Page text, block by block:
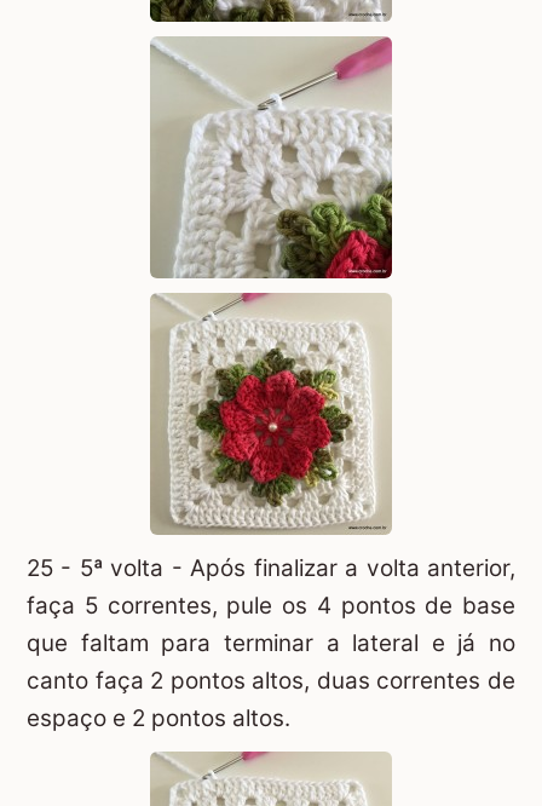
25 - 5ª volta - Após finalizar a volta anterior,
faça 5 correntes, pule os 4 pontos de base
que faltam para terminar a lateral e já no
canto faça 2 pontos altos, duas correntes de
espaço e 2 pontos altos.